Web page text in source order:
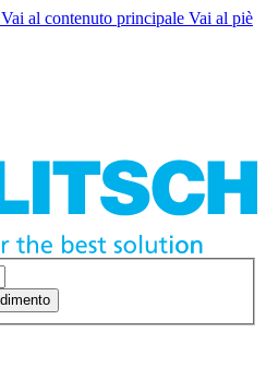
Vai al contenuto principale Vai al piè